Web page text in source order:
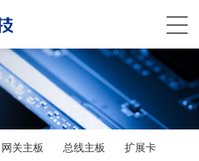
网关主板 总线主板 扩展卡